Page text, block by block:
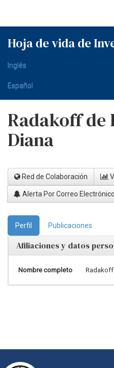
Hoja de vida de
Inglés
Español
Radakoff de
Diana
Red de Colaboración
Alerta Por Correo Electrónico
Perfil Publicaciones
Afiliaciones y datos
Nombre completo Radakoff